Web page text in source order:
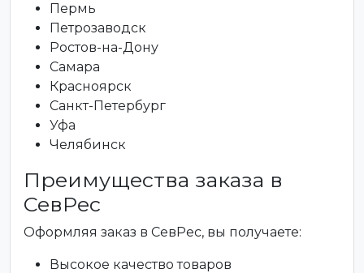
Пермь
Петрозаводск
Ростов-на-Дону
Самара
Красноярск
Санкт-Петербург
Уфа
Челябинск
Преимущества заказа в
СевРес
Оформляя заказ в СевРес, вы получаете:
Высокое качество товаров